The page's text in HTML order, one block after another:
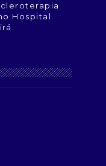
Hospital